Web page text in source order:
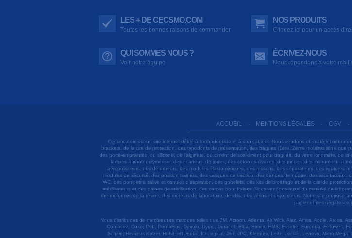
LES + DE CECSMO.COM
Toutes les bonnes raisons de commander
NOS PRODUITS
Cliquez ici pour un accès
QUI SOMMES NOUS ?
Voir notre équipe
ÉCRIVEZ-NOUS
Nous répondons à votre mail
ACCUEIL - MENTIONS LÉGALES - CGV -
Cecsmo.com est un site internet dédié à l'orthodontiste et à son cabinet. Nous vendons du matériel
brackets, de la cire de protection, des typodonts de présentation, des bagues (1ère, 2ème molaires ainsi que
des porte-empreintes, du silicone, de l'alginate, du ciment de scellement pour bagues, du verre ionomère, de
lampes à photopolymériser, des écarteurs de joues, des cotons salivaires, des pinces, des instruments à
aéropolisseurs, des détartreurs, des modules élastomériques, des ressorts, des séparateurs, des ligatures
modules de sécurité, des position trainers, des casques de traction, des bandes de nuque, des arcs
WC, des pompes à salive et canules d'aspiration, des gobelets, des kits de brossage et de la cire de
stérilisateurs et des gaines de stérilisation, des cardes pour fraises. Nous vendons aussi du matériel de
thermoformer, de la résine, des moteurs de laboratoire, des fils, des vérins et disjoncteurs. Notre site propose
papier et des
Nous distribuons de nombreuses marques telles que 3M, Acteon, Adenta, Air Wick, Ajax, Anios, Apple, Argos,
Contacez, Coxo, Deb, DentaFloc, Devolo, Dymo, Duracell, Elba, Elmex, EMS, Esselte, Euronda, Fellowes,
Schein, Heraeus Kulzer, Hubit, HTDental, ID-Logical, J&T, JPC, Kleenex, Leitz, Loctite, Lenovo, Micro-